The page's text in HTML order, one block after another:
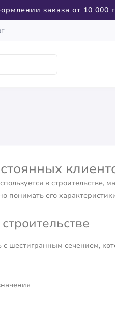
заказа от 10 000
в строительстве,
его
шестигранным сечением,